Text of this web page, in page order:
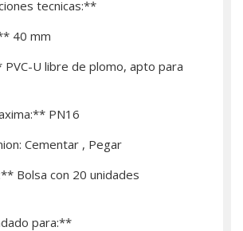
tecnicas:**
40 mm
U libre de plomo, apto para
PN16
Cementar , Pegar
Bolsa con 20 unidades
para:**